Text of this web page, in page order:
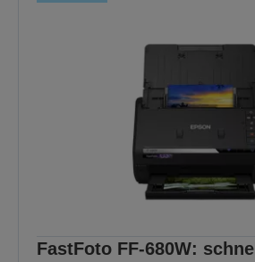
FastFoto FF-680W: